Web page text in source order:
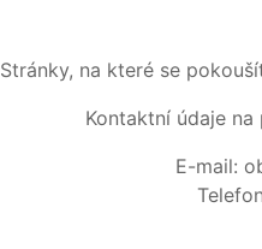
Stránky, na které se
Kontaktní údaje
E-mail: